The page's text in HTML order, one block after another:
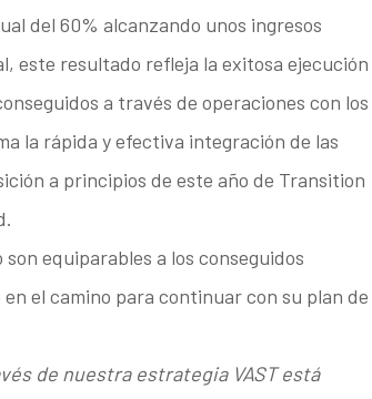
del 60% alcanzando unos ingresos
este resultado refleja la exitosa ejecución
a través de operaciones con los
la rápida y efectiva integración de las
a principios de este año de Transition
equiparables a los conseguidos
el camino para continuar con su plan de
de nuestra estrategia VAST está